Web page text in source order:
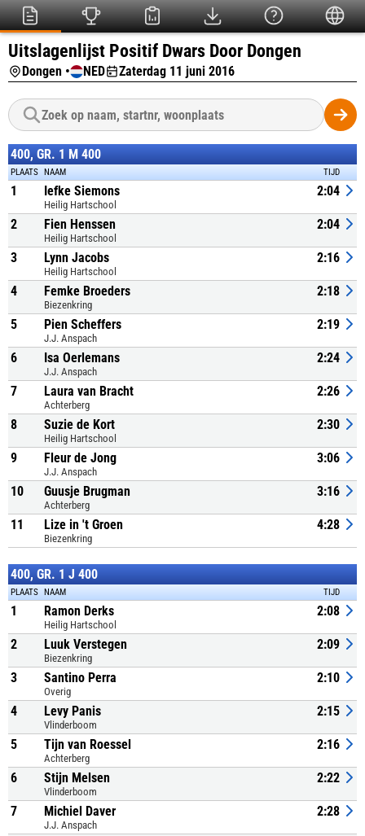
Uitslagenlijst Positif Dwars Door Dongen
Dongen • NED Zaterdag 11 juni 2016
400, GR. 1 M 400
PLAATS NAAM TIJD
1 Iefke Siemons
Heilig Hartschool
2:04
2 Fien Henssen
Heilig Hartschool
2:04
3 Lynn Jacobs
Heilig Hartschool
2:16
4 Femke Broeders
Biezenkring
2:18
5 Pien Scheffers
J.J. Anspach
2:19
6 Isa Oerlemans
J.J. Anspach
2:24
7 Laura van Bracht
Achterberg
2:26
8 Suzie de Kort
Heilig Hartschool
2:30
9 Fleur de Jong
J.J. Anspach
3:06
10 Guusje Brugman
Achterberg
3:16
11 Lize in 't Groen
Biezenkring
4:28
400, GR. 1 J 400
PLAATS NAAM TIJD
1 Ramon Derks
Heilig Hartschool
2:08
2 Luuk Verstegen
Biezenkring
2:09
3 Santino Perra
Overig
2:10
4 Levy Panis
Vlinderboom
2:15
5 Tijn van Roessel
Achterberg
2:16
6 Stijn Melsen
Vlinderboom
2:22
7 Michiel Daver
J.J. Anspach
2:28